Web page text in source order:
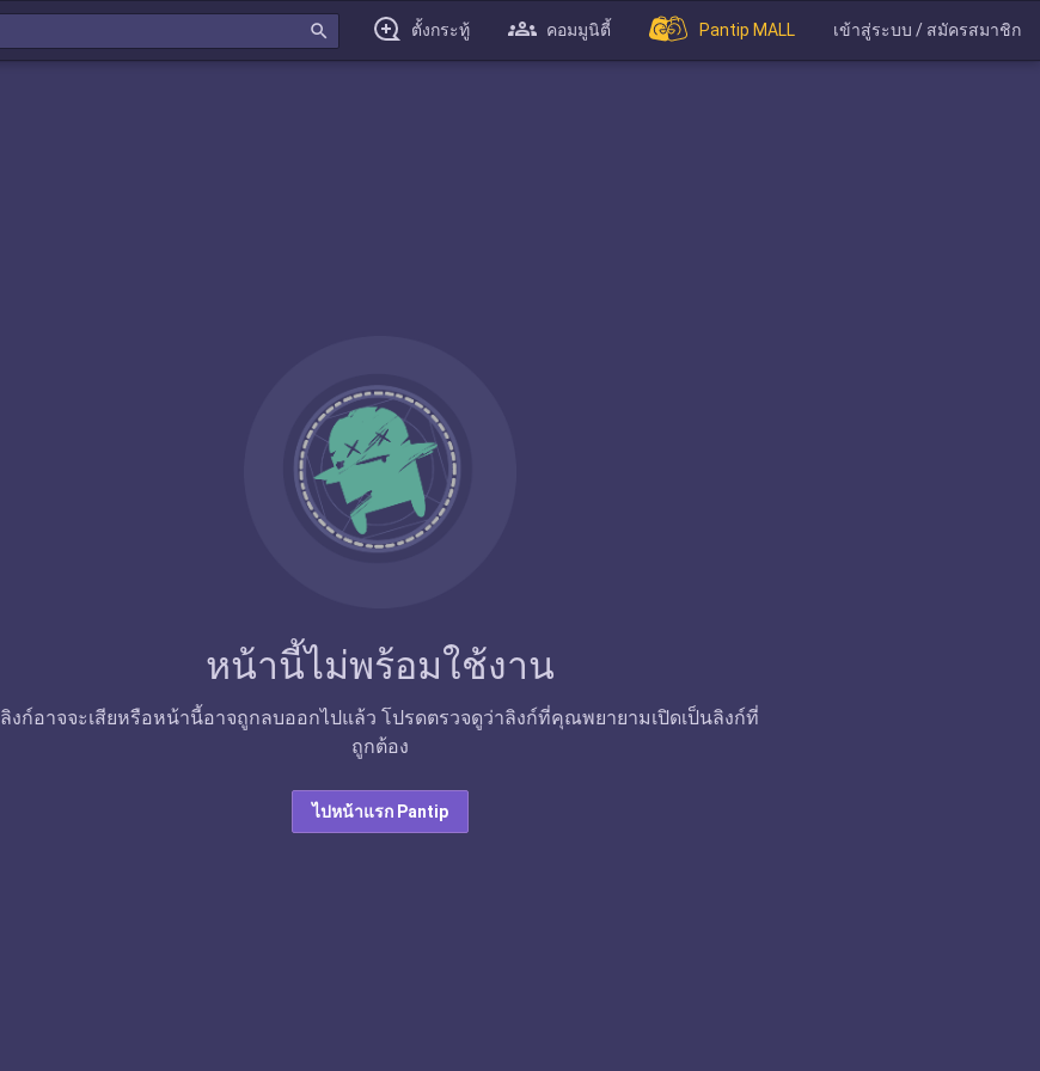
search ตั้งกระทู้ คอมมูนิตี้ Pantip MALL เข้าสู่ระบบ / สมัครสมาชิก
หน้านี้ไม่พร้อมใช้งาน
ลิงก์อาจจะเสียหรือหน้านี้อาจถูกลบออกไปแล้ว โปรดตรวจดูว่าลิงก์ที่คุณพยายามเปิดเป็นลิงก์ที่
ถูกต้อง
ไปหน้าแรก Pantip